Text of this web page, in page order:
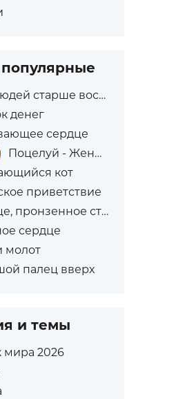
старше восемнадцати лет
денег
сердце
Поцелуй - Женщина: Светлый тон кожи, Женщина: Без тона кожи
кот
приветствие
пронзенное стрелой
сердце
молот
палец вверх
и темы
мира 2026